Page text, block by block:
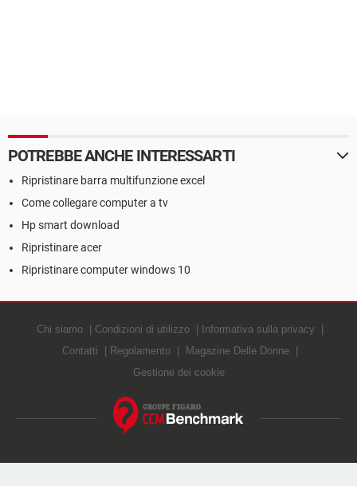
POTREBBE ANCHE INTERESSARTI
Ripristinare barra multifunzione excel
Come collegare computer a tv
Hp smart download
Ripristinare acer
Ripristinare computer windows 10
Chi siamo Condizioni di utilizzo
Informativa sulla privacy
Contatti
Regolamento
Magazine Delle Donne
Gestione dei cookie